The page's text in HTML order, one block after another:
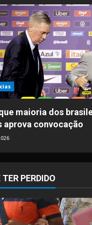
maioria dos
aprova convocação
PERDIDO